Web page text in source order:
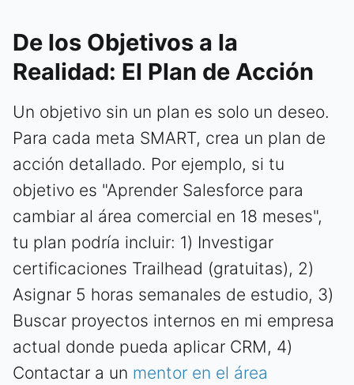
De los Objetivos a la
Realidad: El Plan de Acción
Un objetivo sin un plan es solo un deseo.
Para cada meta SMART, crea un plan de
acción detallado. Por ejemplo, si tu
objetivo es "Aprender Salesforce para
cambiar al área comercial en 18 meses",
tu plan podría incluir: 1) Investigar
certificaciones Trailhead (gratuitas), 2)
Asignar 5 horas semanales de estudio, 3)
Buscar proyectos internos en mi empresa
actual donde pueda aplicar CRM, 4)
Contactar a un mentor en el área